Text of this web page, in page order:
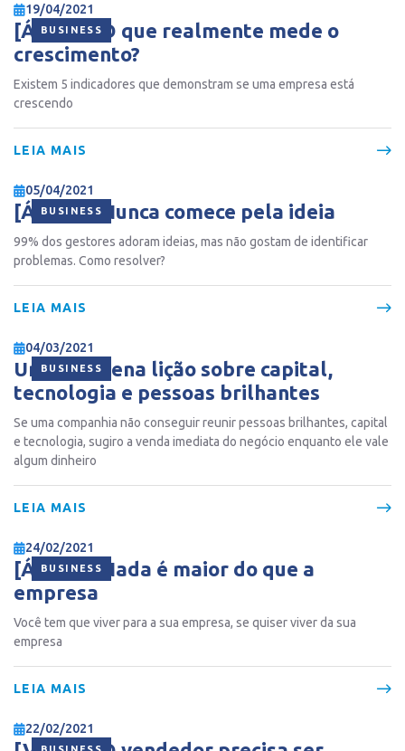
BUSINESS
19/04/2021
[ÁUDIO] O que realmente mede o
crescimento?
Existem 5 indicadores que demonstram se uma empresa está
crescendo
LEIA MAIS
BUSINESS
05/04/2021
[ÁUDIO] Nunca comece pela ideia
99% dos gestores adoram ideias, mas não gostam de identificar
problemas. Como resolver?
LEIA MAIS
BUSINESS
04/03/2021
Uma pequena lição sobre capital,
tecnologia e pessoas brilhantes
Se uma companhia não conseguir reunir pessoas brilhantes, capital
e tecnologia, sugiro a venda imediata do negócio enquanto ele vale
algum dinheiro
LEIA MAIS
BUSINESS
24/02/2021
[ÁUDIO] Nada é maior do que a
empresa
Você tem que viver para a sua empresa, se quiser viver da sua
empresa
LEIA MAIS
22/02/2021